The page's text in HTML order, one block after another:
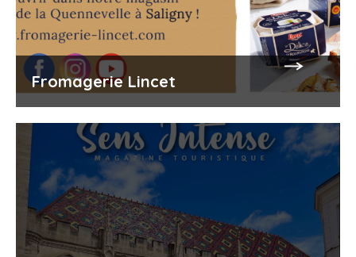
Séminaires / Location de salle
Min.500€
Fromagerie Lincet